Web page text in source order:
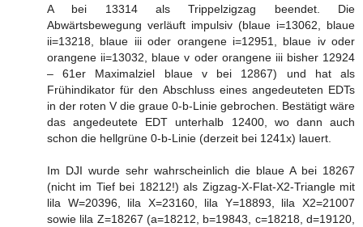
A bei 13314 als Trippelzigzag beendet. Die
Abwärtsbewegung verläuft impulsiv (blaue i=13062, blaue
ii=13218, blaue iii oder orangene i=12951, blaue iv oder
orangene ii=13032, blaue v oder orangene iii bisher 12924
– 61er Maximalziel blaue v bei 12867) und hat als
Frühindikator für den Abschluss eines angedeuteten EDTs
in der roten V die graue 0-b-Linie gebrochen. Bestätigt wäre
das angedeutete EDT unterhalb 12400, wo dann auch
schon die hellgrüne 0-b-Linie (derzeit bei 1241x) lauert.
Im DJI wurde sehr wahrscheinlich die blaue A bei 18267
(nicht im Tief bei 18212!) als Zigzag-X-Flat-X2-Triangle mit
lila W=20396, lila X=23160, lila Y=18893, lila X2=21007
sowie lila Z=18267 (a=18212, b=19843, c=18218, d=19120,